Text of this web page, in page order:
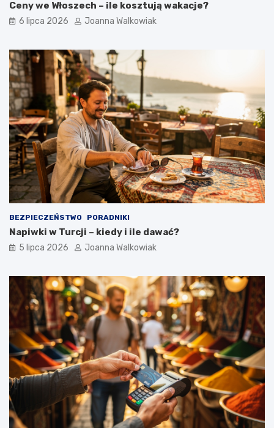
Ceny we Włoszech – ile kosztują wakacje?
6 lipca 2026 Joanna Walkowiak
BEZPIECZEŃSTWO PORADNIKI
Napiwki w Turcji – kiedy i ile dawać?
5 lipca 2026 Joanna Walkowiak